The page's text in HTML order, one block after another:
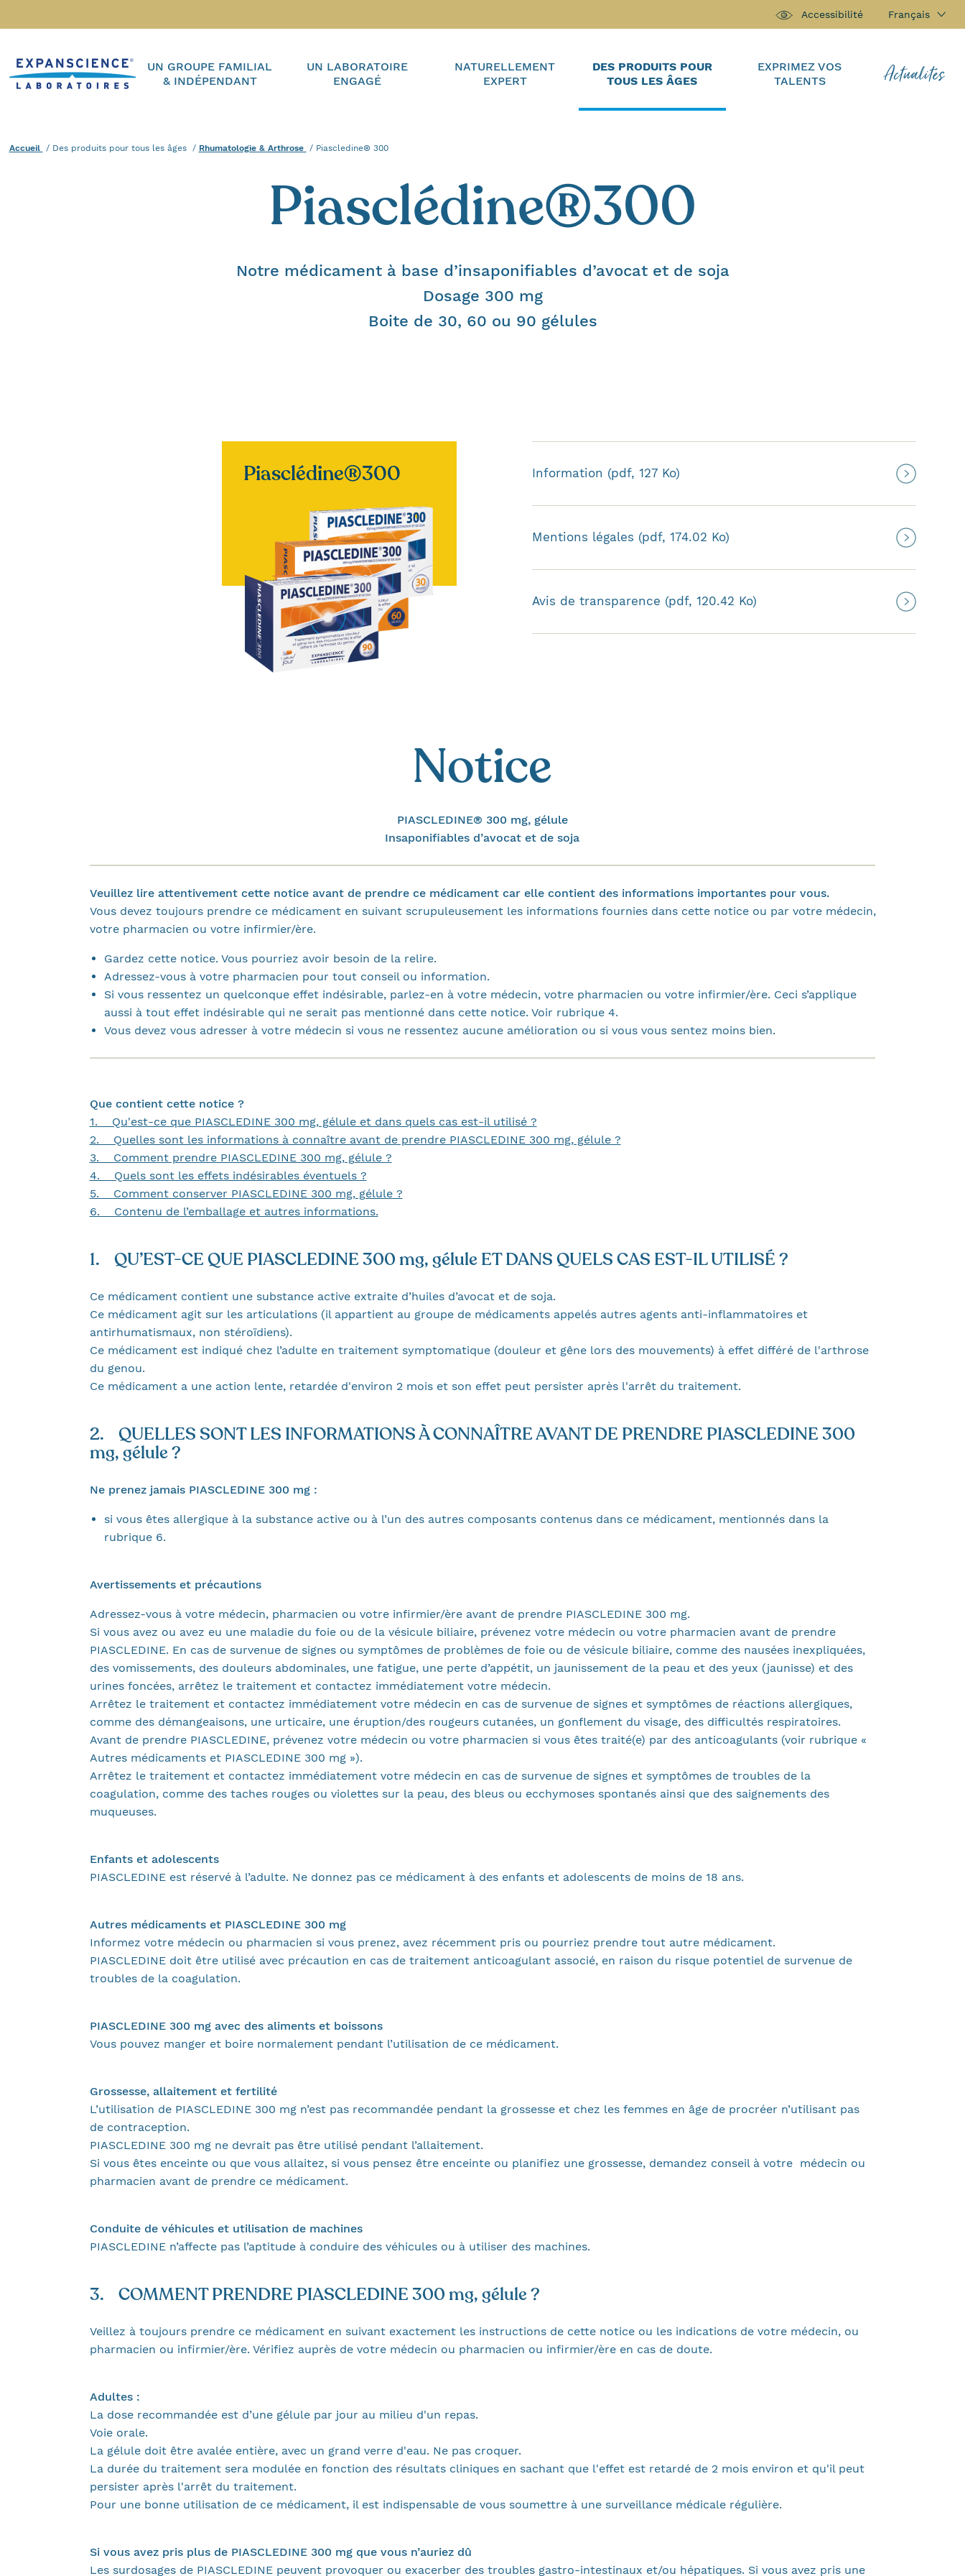
Accessibilité Français
Accueil
UN GROUPE FAMILIAL
& INDÉPENDANT
UN LABORATOIRE
ENGAGÉ
NATURELLEMENT
EXPERT
DES PRODUITS POUR
TOUS LES ÂGES
EXPRIMEZ VOS
TALENTS
Actualités
Accueil Des produits pour tous les âges Rhumatologie & Arthrose Actuel :
Piascledine® 300
Piasclédine®300
Notre médicament à base d’insaponifiables d’avocat et de soja
Dosage 300 mg
Boite de 30, 60 ou 90 gélules
Piasclédine®300 Information (pdf, 127 Ko)
Mentions légales (pdf, 174.02 Ko)
Avis de transparence (pdf, 120.42 Ko)
Notice
PIASCLEDINE® 300 mg, gélule
Insaponifiables d’avocat et de soja
Veuillez lire attentivement cette notice avant de prendre ce médicament car elle contient des informations importantes pour vous.
Vous devez toujours prendre ce médicament en suivant scrupuleusement les informations fournies dans cette notice ou par votre médecin,
votre pharmacien ou votre infirmier/ère.
Gardez cette notice. Vous pourriez avoir besoin de la relire.
Adressez-vous à votre pharmacien pour tout conseil ou information.
Si vous ressentez un quelconque effet indésirable, parlez-en à votre médecin, votre pharmacien ou votre infirmier/ère. Ceci s’applique
aussi à tout effet indésirable qui ne serait pas mentionné dans cette notice. Voir rubrique 4.
Vous devez vous adresser à votre médecin si vous ne ressentez aucune amélioration ou si vous vous sentez moins bien.
Que contient cette notice ?
1. Qu'est-ce que PIASCLEDINE 300 mg, gélule et dans quels cas est-il utilisé ?
2. Quelles sont les informations à connaître avant de prendre PIASCLEDINE 300 mg, gélule ?
3. Comment prendre PIASCLEDINE 300 mg, gélule ?
4. Quels sont les effets indésirables éventuels ?
5. Comment conserver PIASCLEDINE 300 mg, gélule ?
6. Contenu de l’emballage et autres informations.
1. QU’EST-CE QUE PIASCLEDINE 300 mg, gélule ET DANS QUELS CAS EST-IL UTILISÉ ?
Ce médicament contient une substance active extraite d’huiles d’avocat et de soja.
Ce médicament agit sur les articulations (il appartient au groupe de médicaments appelés autres agents anti-inflammatoires et
antirhumatismaux, non stéroïdiens).
Ce médicament est indiqué chez l’adulte en traitement symptomatique (douleur et gêne lors des mouvements) à effet différé de l'arthrose
du genou.
Ce médicament a une action lente, retardée d'environ 2 mois et son effet peut persister après l'arrêt du traitement.
2. QUELLES SONT LES INFORMATIONS À CONNAÎTRE AVANT DE PRENDRE PIASCLEDINE 300
mg, gélule ?
Ne prenez jamais PIASCLEDINE 300 mg :
si vous êtes allergique à la substance active ou à l’un des autres composants contenus dans ce médicament, mentionnés dans la
rubrique 6.
Avertissements et précautions
Adressez-vous à votre médecin, pharmacien ou votre infirmier/ère avant de prendre PIASCLEDINE 300 mg.
Si vous avez ou avez eu une maladie du foie ou de la vésicule biliaire, prévenez votre médecin ou votre pharmacien avant de prendre
PIASCLEDINE. En cas de survenue de signes ou symptômes de problèmes de foie ou de vésicule biliaire, comme des nausées inexpliquées,
des vomissements, des douleurs abdominales, une fatigue, une perte d’appétit, un jaunissement de la peau et des yeux (jaunisse) et des
urines foncées, arrêtez le traitement et contactez immédiatement votre médecin.
Arrêtez le traitement et contactez immédiatement votre médecin en cas de survenue de signes et symptômes de réactions allergiques,
comme des démangeaisons, une urticaire, une éruption/des rougeurs cutanées, un gonflement du visage, des difficultés respiratoires.
Avant de prendre PIASCLEDINE, prévenez votre médecin ou votre pharmacien si vous êtes traité(e) par des anticoagulants (voir rubrique «
Autres médicaments et PIASCLEDINE 300 mg »).
Arrêtez le traitement et contactez immédiatement votre médecin en cas de survenue de signes et symptômes de troubles de la
coagulation, comme des taches rouges ou violettes sur la peau, des bleus ou ecchymoses spontanés ainsi que des saignements des
muqueuses.
Enfants et adolescents
PIASCLEDINE est réservé à l’adulte. Ne donnez pas ce médicament à des enfants et adolescents de moins de 18 ans.
Autres médicaments et PIASCLEDINE 300 mg
Informez votre médecin ou pharmacien si vous prenez, avez récemment pris ou pourriez prendre tout autre médicament.
PIASCLEDINE doit être utilisé avec précaution en cas de traitement anticoagulant associé, en raison du risque potentiel de survenue de
troubles de la coagulation.
PIASCLEDINE 300 mg avec des aliments et boissons
Vous pouvez manger et boire normalement pendant l’utilisation de ce médicament.
Grossesse, allaitement et fertilité
L’utilisation de PIASCLEDINE 300 mg n’est pas recommandée pendant la grossesse et chez les femmes en âge de procréer n’utilisant pas
de contraception.
PIASCLEDINE 300 mg ne devrait pas être utilisé pendant l’allaitement.
Si vous êtes enceinte ou que vous allaitez, si vous pensez être enceinte ou planifiez une grossesse, demandez conseil à votre médecin ou
pharmacien avant de prendre ce médicament.
Conduite de véhicules et utilisation de machines
PIASCLEDINE n’affecte pas l’aptitude à conduire des véhicules ou à utiliser des machines.
3. COMMENT PRENDRE PIASCLEDINE 300 mg, gélule ?
Veillez à toujours prendre ce médicament en suivant exactement les instructions de cette notice ou les indications de votre médecin, ou
pharmacien ou infirmier/ère. Vérifiez auprès de votre médecin ou pharmacien ou infirmier/ère en cas de doute.
Adultes :
La dose recommandée est d’une gélule par jour au milieu d'un repas.
Voie orale.
La gélule doit être avalée entière, avec un grand verre d'eau. Ne pas croquer.
La durée du traitement sera modulée en fonction des résultats cliniques en sachant que l'effet est retardé de 2 mois environ et qu'il peut
persister après l'arrêt du traitement.
Pour une bonne utilisation de ce médicament, il est indispensable de vous soumettre à une surveillance médicale régulière.
Si vous avez pris plus de PIASCLEDINE 300 mg que vous n’auriez dû
Les surdosages de PIASCLEDINE peuvent provoquer ou exacerber des troubles gastro-intestinaux et/ou hépatiques. Si vous avez pris une